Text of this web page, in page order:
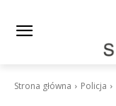
Strona główna Policja